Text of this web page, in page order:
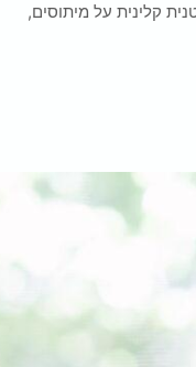
קלינית על מיתוסים,